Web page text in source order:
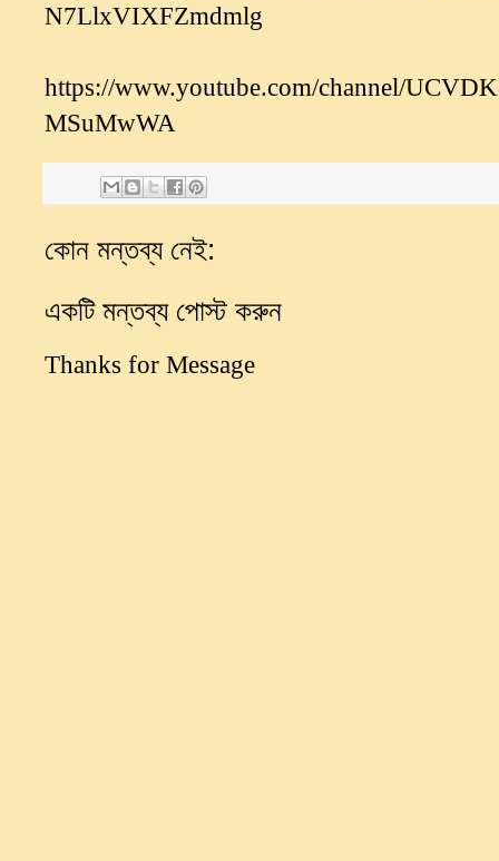
N7LlxVIXFZmdmlg
https://www.youtube.com/channel/
MSuMwWA
কোন মন্তব্য নেই:
একটি মন্তব্য পোস্ট করুন
Thanks for Message